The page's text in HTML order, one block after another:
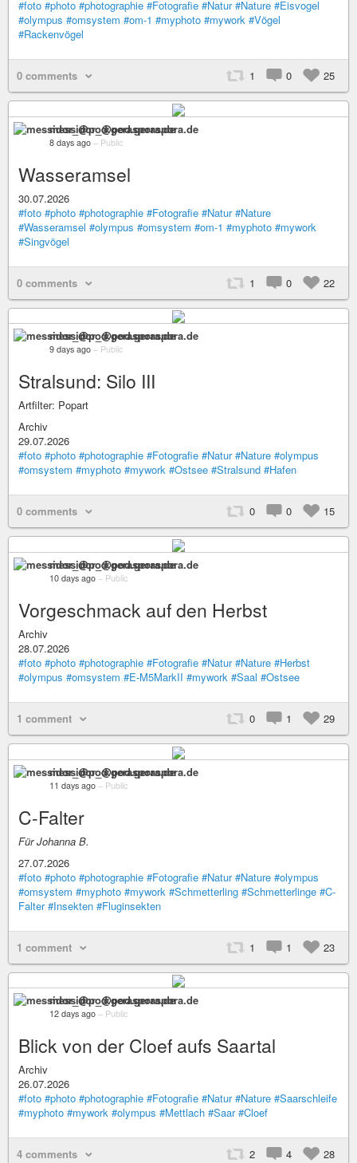
#foto #photo #photographie #Fotografie #Natur #Nature #Eisvogel
#olympus #omsystem #om-1 #myphoto #mywork #Vögel
#Rackenvögel
0 comments 1 0 25
messidor_@pod.geraspora.de
8 days ago – Public
Wasseramsel
30.07.2026
#foto #photo #photographie #Fotografie #Natur #Nature
#Wasseramsel #olympus #omsystem #om-1 #myphoto #mywork
#Singvögel
0 comments 1 0 22
messidor_@pod.geraspora.de
9 days ago – Public
Stralsund: Silo III
Artfilter: Popart
Archiv
29.07.2026
#foto #photo #photographie #Fotografie #Natur #Nature #olympus
#omsystem #myphoto #mywork #Ostsee #Stralsund #Hafen
0 comments 0 0 15
messidor_@pod.geraspora.de
10 days ago – Public
Vorgeschmack auf den Herbst
Archiv
28.07.2026
#foto #photo #photographie #Fotografie #Natur #Nature #Herbst
#olympus #omsystem #E-M5MarkII #mywork #Saal #Ostsee
1 comment 0 1 29
messidor_@pod.geraspora.de
11 days ago – Public
C-Falter
Für Johanna B.
27.07.2026
#foto #photo #photographie #Fotografie #Natur #Nature #olympus
#omsystem #myphoto #mywork #Schmetterling #Schmetterlinge #C-
Falter #Insekten #Fluginsekten
1 comment 1 1 23
messidor_@pod.geraspora.de
12 days ago – Public
Blick von der Cloef aufs Saartal
Archiv
26.07.2026
#foto #photo #photographie #Fotografie #Natur #Nature #Saarschleife
#myphoto #mywork #olympus #Mettlach #Saar #Cloef
4 comments 2 4 28